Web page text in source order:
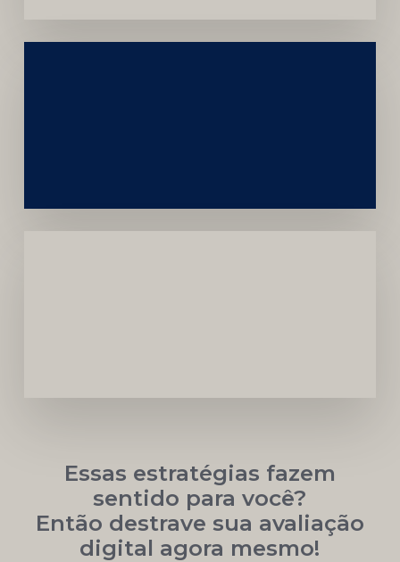
Essas estratégias fazem
sentido para você?
Então destrave sua avaliação
digital agora mesmo!